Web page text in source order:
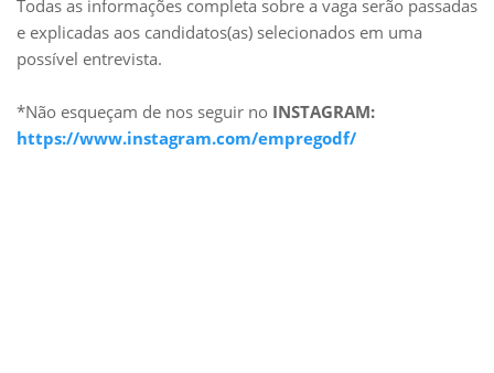
Todas as informações completa sobre a vaga serão passadas
e explicadas aos candidatos(as) selecionados em uma
possível entrevista.
*Não esqueçam de nos seguir no INSTAGRAM:
https://www.instagram.com/empregodf/